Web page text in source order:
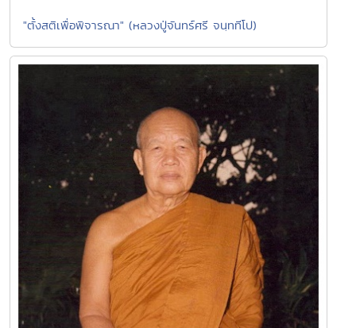
"ตั้งสติเพื่อพิจารณา" (หลวงปู่จันทร์ศรี จนฺททีโป)